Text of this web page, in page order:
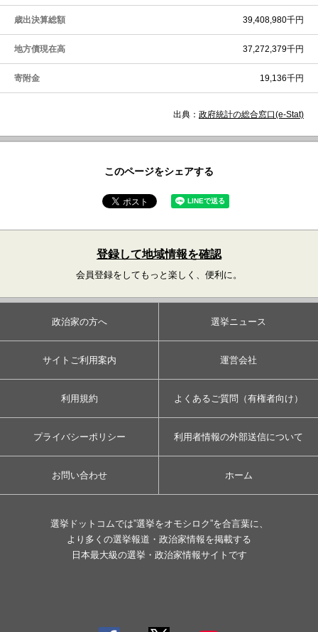
歳出決算総額 39,408,980千円
地方債現在高 37,272,379千円
寄附金 19,136千円
出典： 政府統計の総合窓口(e-Stat)
このページをシェアする
登録して地域情報を確認
会員登録をしてもっと楽しく、便利に。
政治家の方へ 選挙ニュース
サイトご利用案内 運営会社
利用規約 よくあるご質問（有権者向け）
プライバシーポリシー 利用者情報の外部送信について
お問い合わせ ホーム
選挙ドットコムでは”選挙をオモシロク”を合言葉に、
より多くの選挙報道・政治家情報を掲載する
日本最大級の選挙・政治家情報サイトです